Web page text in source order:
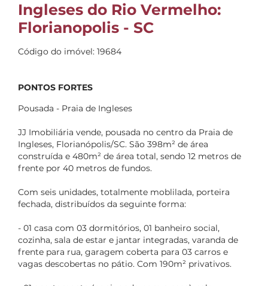
Ingleses do Rio Vermelho:
Florianopolis - SC
Código do imóvel: 19684
PONTOS FORTES
Pousada - Praia de Ingleses
JJ Imobiliária vende, pousada no centro da Praia de
Ingleses, Florianópolis/SC. São 398m² de área
construída e 480m² de área total, sendo 12 metros de
frente por 40 metros de fundos.
Com seis unidades, totalmente moblilada, porteira
fechada, distribuídos da seguinte forma:
- 01 casa com 03 dormitórios, 01 banheiro social,
cozinha, sala de estar e jantar integradas, varanda de
frente para rua, garagem coberta para 03 carros e
vagas descobertas no pátio. Com 190m² privativos.